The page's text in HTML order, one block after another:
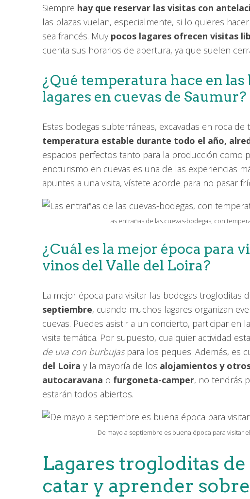
Siempre hay que reservar las visitas con
las plazas vuelan, especialmente, si lo quieres
sea francés. Muy pocos lagares ofrecen visitas
cuenta sus horarios de apertura, ya que suelen
¿Qué temperatura hace en
lagares en cuevas de Saumur?
Estas bodegas subterráneas, excavadas en roca de
temperatura estable durante todo el año,
espacios perfectos tanto para la producción como
enoturismo en cuevas es una de las experiencias
apuntes a una visita, vístete acorde para no pasar
Las entrañas de las cuevas-bodegas, con
¿Cuál es la mejor época para
vinos del Valle del Loira?
La mejor época para visitar las bodegas trogloditas
septiembre, cuando muchos lagares organizan
cuevas. Puedes asistir a un concierto, participar
visita temática. Por supuesto, cualquier actividad
de uva con burbujaspara los peques. Además, es
del Loira y la mayoría de los alojamientos y
autocaravana o furgoneta-camper, no tendrás
estarán todos abiertos.
De mayo a septiembre es buena época para visitar
Lagares trogloditas
catar y aprender